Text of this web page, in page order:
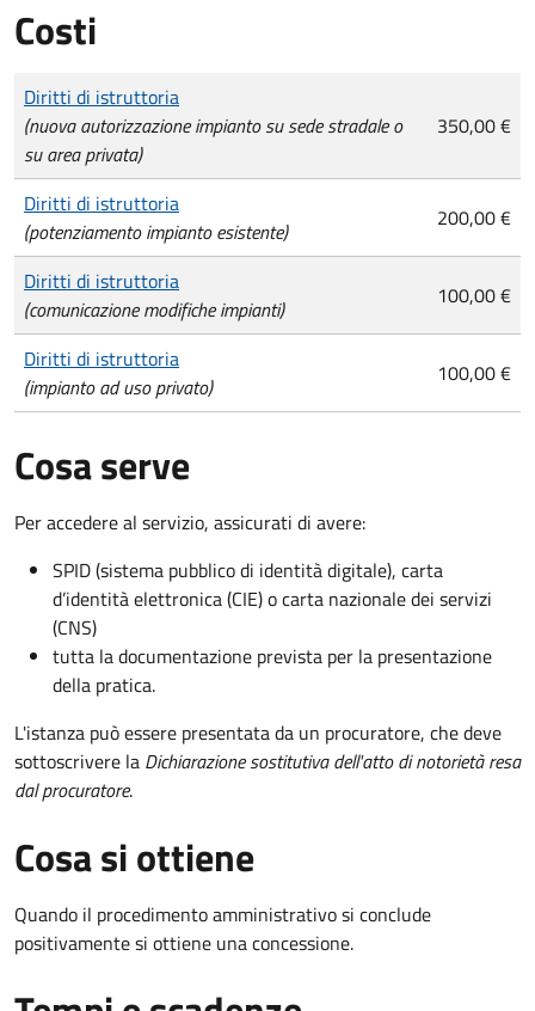
Costi
Tipo di pagamento
Importo
Diritti di istruttoria
(nuova autorizzazione impianto su sede stradale o
su area privata)
350,00 €
Diritti di istruttoria
(potenziamento impianto esistente)
200,00 €
Diritti di istruttoria
(comunicazione modifiche impianti)
100,00 €
Diritti di istruttoria
(impianto ad uso privato)
100,00 €
Cosa serve
Per accedere al servizio, assicurati di avere:
SPID (sistema pubblico di identità digitale), carta
d’identità elettronica (CIE) o carta nazionale dei servizi
(CNS)
tutta la documentazione prevista per la presentazione
della pratica.
L'istanza può essere presentata da un procuratore, che deve
sottoscrivere la Dichiarazione sostitutiva dell'atto di notorietà resa
dal procuratore.
Cosa si ottiene
Quando il procedimento amministrativo si conclude
positivamente si ottiene una concessione.